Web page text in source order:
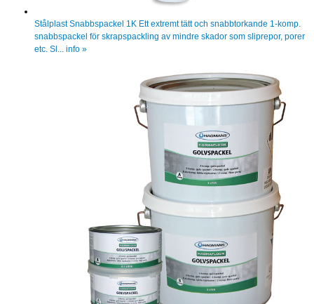
Stålplast Snabbspackel 1K Ett extremt tätt och snabbtorkande 1-komp.
snabbspackel för skrapspackling av mindre skador som sliprepor, porer
etc. Sl... info »